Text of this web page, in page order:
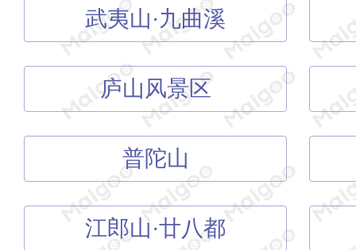
武夷山·九曲溪
庐山风景区
普陀山
江郎山·廿八都